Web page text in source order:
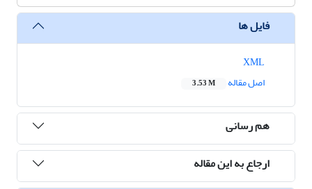
فایل ها
اصل مقاله
3.53 M
هم رسانی
ارجاع به این مقاله